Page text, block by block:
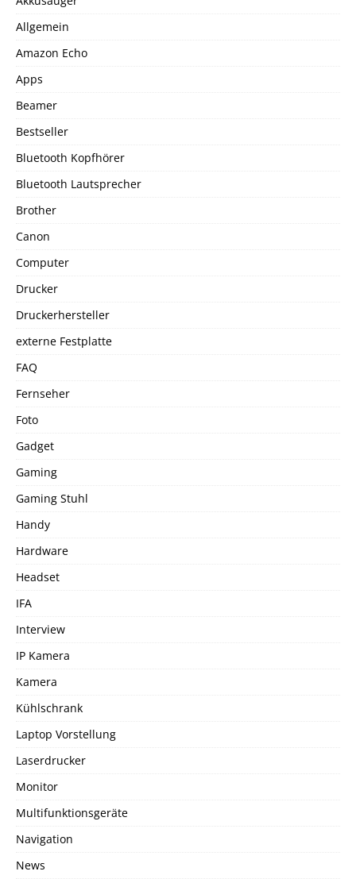
Allgemein
Amazon Echo
Apps
Beamer
Bestseller
Bluetooth Kopfhörer
Bluetooth Lautsprecher
Brother
Canon
Computer
Drucker
Druckerhersteller
externe Festplatte
FAQ
Fernseher
Foto
Gadget
Gaming
Gaming Stuhl
Handy
Hardware
Headset
IFA
Interview
IP Kamera
Kamera
Kühlschrank
Laptop Vorstellung
Laserdrucker
Monitor
Multifunktionsgeräte
Navigation
News